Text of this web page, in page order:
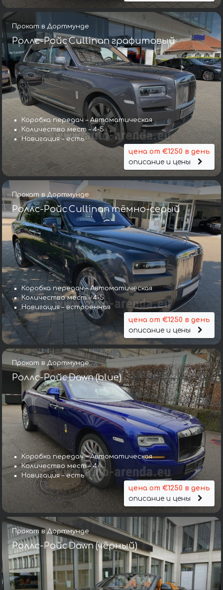
Прокат в Дортмунде
Роллс-Ройс Cullinan графитовый
Коробка передач – Автоматическая
Количество мест – 4-5
Навигация – есть
цена от €1250 в день
описание и цены
Прокат в Дортмунде
Роллс-Ройс Cullinan тёмно-серый
Коробка передач – Автоматическая
Количество мест – 4-5
Навигация – встроенная
цена от €1250 в день
описание и цены
Прокат в Дортмунде
Роллс-Ройс Dawn (blue)
Коробка передач – Автоматическая
Количество мест – 4
Навигация – есть
цена от €1250 в день
описание и цены
Прокат в Дортмунде
Роллс-Ройс Dawn (чёрный)